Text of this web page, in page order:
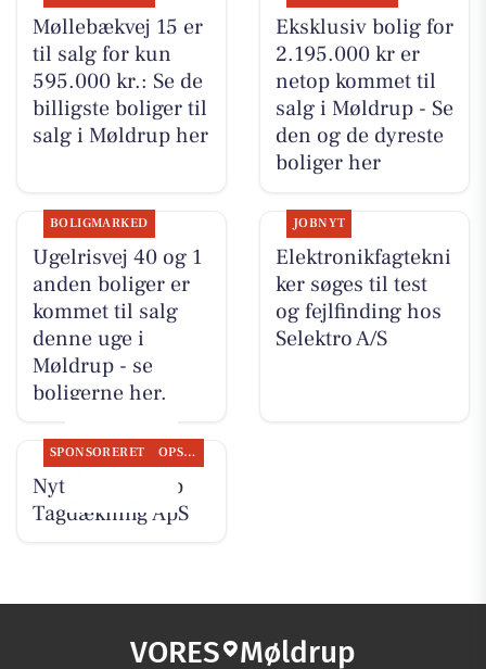
Møllebækvej 15 er
til salg for kun
595.000 kr.: Se de
billigste boliger til
salg i Møldrup her
Eksklusiv bolig for
2.195.000 kr er
netop kommet til
salg i Møldrup - Se
den og de dyreste
boliger her
BOLIGMARKED
Ugelrisvej 40 og 1
anden boliger er
kommet til salg
denne uge i
Møldrup - se
boligerne her.
JOBNYT
Elektronikfagtekni
ker søges til test
og fejlfinding hos
Selektro A/S
SPONSORERET OPSLAGSTAVLEN
Nyt fra Møldrup
Tagdækning ApS
VORES Møldrup